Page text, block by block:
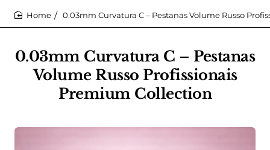
0.03mm Curvatura C – Pestanas
Volume Russo Profissionais
Premium Collection
0.03mm Curvatura C – Pestanas Volume Russo